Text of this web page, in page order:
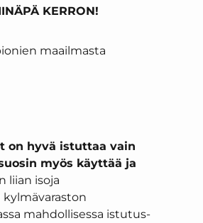
KERRON!
maailmasta
on hyvä istuttaa vain
myös käyttää ja
liian isoja
mahdollisessa istutus-